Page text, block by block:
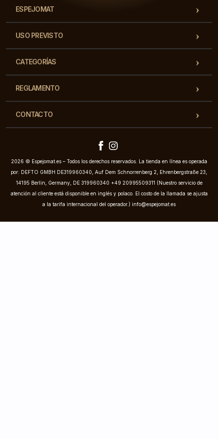
ESPEJOMAT
USO PREVISTO
CATEGORÍAS
REGLAMENTO
CONTACTO
2026 © Espejomat.es – Todos los derechos reservados. La tienda en línea es operada
por: DEFTO GMBH DE319960340, Auf Dem Schnorrenberg 2, Ehrenbergstraße 23,
14195 Berlin, Germany, DE 319960340 +49 20995509311 (Nuestro servicio de
atención al cliente está disponible en inglés y polaco. El costo de la llamada se ajusta
a la tarifa internacional del operador.) info@espejomat.es